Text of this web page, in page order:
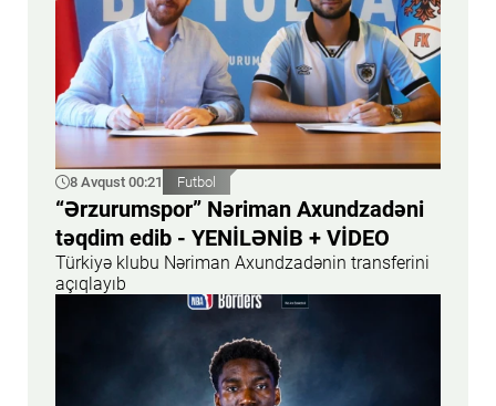
8 Avqust 00:21 Futbol
“Ərzurumspor” Nəriman Axundzadəni
təqdim edib - YENİLƏNİB + VİDEO
Türkiyə klubu Nəriman Axundzadənin transferini
açıqlayıb